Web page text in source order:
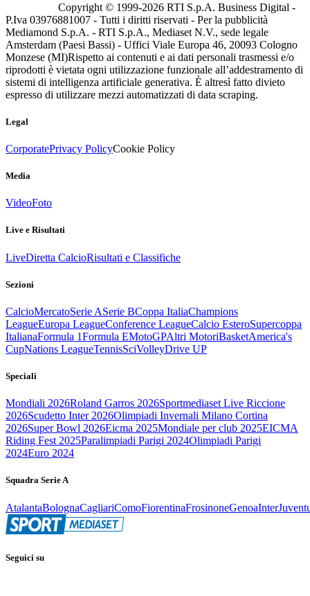
Copyright © 1999-2026 RTI S.p.A. Business Digital -
P.Iva 03976881007 - Tutti i diritti riservati - Per la pubblicità
Mediamond S.p.A. - RTI S.p.A., Mediaset N.V., sede legale
Amsterdam (Paesi Bassi) - Uffici Viale Europa 46, 20093 Cologno
Monzese (MI)Rispetto ai contenuti e ai dati personali trasmessi e/o
riprodotti è vietata ogni utilizzazione funzionale all’addestramento di
sistemi di intelligenza artificiale generativa. È altresì fatto divieto
espresso di utilizzare mezzi automatizzati di data scraping.
Legal
CorporatePrivacy PolicyCookie Policy
Media
VideoFoto
Live e Risultati
LiveDiretta CalcioRisultati e Classifiche
Sezioni
CalcioMercatoSerie ASerie BCoppa ItaliaChampions
LeagueEuropa LeagueConference LeagueCalcio EsteroSupercoppa
ItalianaFormula 1Formula EMotoGPAltri MotoriBasketAmerica's
CupNations LeagueTennisSciVolleyDrive UP
Speciali
Mondiali 2026Roland Garros 2026Sportmediaset Live Riccione
2026Scudetto Inter 2026Olimpiadi Invernali Milano Cortina
2026Super Bowl 2026Eicma 2025Mondiale per club 2025EICMA
Riding Fest 2025Paralimpiadi Parigi 2024Olimpiadi Parigi
2024Euro 2024
Squadra Serie A
AtalantaBolognaCagliariComoFiorentinaFrosinoneGenoaInter
Seguici su